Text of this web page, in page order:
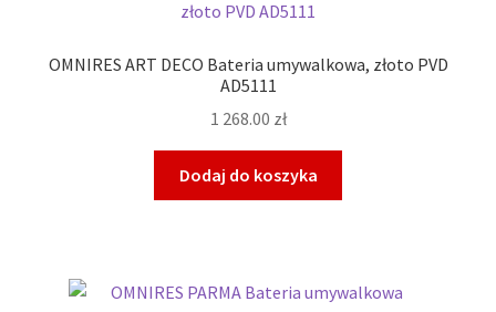
OMNIRES ART DECO Bateria umywalkowa, złoto PVD
AD5111
1 268.00 zł
Dodaj do koszyka